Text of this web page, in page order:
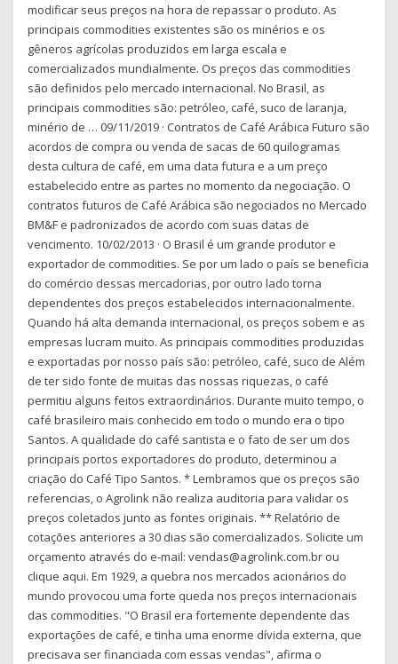
modificar seus preços na hora de repassar o produto. As
principais commodities existentes são os minérios e os
gêneros agrícolas produzidos em larga escala e
comercializados mundialmente. Os preços das commodities
são definidos pelo mercado internacional. No Brasil, as
principais commodities são: petróleo, café, suco de laranja,
minério de … 09/11/2019 · Contratos de Café Arábica Futuro são
acordos de compra ou venda de sacas de 60 quilogramas
desta cultura de café, em uma data futura e a um preço
estabelecido entre as partes no momento da negociação. O
contratos futuros de Café Arábica são negociados no Mercado
BM&F e padronizados de acordo com suas datas de
vencimento. 10/02/2013 · O Brasil é um grande produtor e
exportador de commodities. Se por um lado o país se beneficia
do comércio dessas mercadorias, por outro lado torna
dependentes dos preços estabelecidos internacionalmente.
Quando há alta demanda internacional, os preços sobem e as
empresas lucram muito. As principais commodities produzidas
e exportadas por nosso país são: petróleo, café, suco de Além
de ter sido fonte de muitas das nossas riquezas, o café
permitiu alguns feitos extraordinários. Durante muito tempo, o
café brasileiro mais conhecido em todo o mundo era o tipo
Santos. A qualidade do café santista e o fato de ser um dos
principais portos exportadores do produto, determinou a
criação do Café Tipo Santos. * Lembramos que os preços são
referencias, o Agrolink não realiza auditoria para validar os
preços coletados junto as fontes originais. ** Relatório de
cotações anteriores a 30 dias são comercializados. Solicite um
orçamento através do e-mail: vendas@agrolink.com.br ou
clique aqui. Em 1929, a quebra nos mercados acionários do
mundo provocou uma forte queda nos preços internacionais
das commodities. "O Brasil era fortemente dependente das
exportações de café, e tinha uma enorme dívida externa, que
precisava ser financiada com essas vendas", afirma o